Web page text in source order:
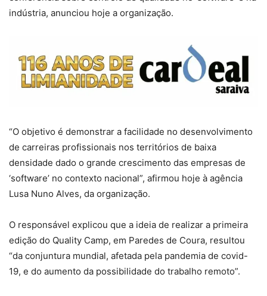
indústria, anunciou hoje a organização.
“O objetivo é demonstrar a facilidade no desenvolvimento
de carreiras profissionais nos territórios de baixa
densidade dado o grande crescimento das empresas de
‘software’ no contexto nacional”, afirmou hoje à agência
Lusa Nuno Alves, da organização.
O responsável explicou que a ideia de realizar a primeira
edição do Quality Camp, em Paredes de Coura, resultou
“da conjuntura mundial, afetada pela pandemia de covid-
19, e do aumento da possibilidade do trabalho remoto”.